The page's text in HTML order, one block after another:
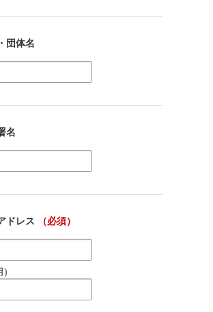
団体名
名
ドレス （必須）